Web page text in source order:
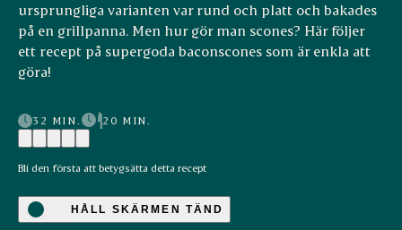
ursprungliga varianten var rund och platt och bakades
på en grillpanna. Men hur gör man scones? Här följer
ett recept på supergoda baconscones som är enkla att
göra!
32 MIN. 20 MIN.
Bli den första att betygsätta detta recept
HÅLL SKÄRMEN TÄND